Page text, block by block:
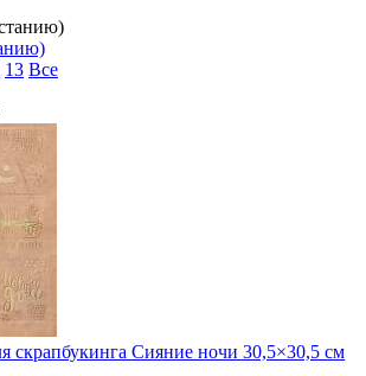
13 Все
скрапбукинга Сияние ночи 30,5×30,5 см